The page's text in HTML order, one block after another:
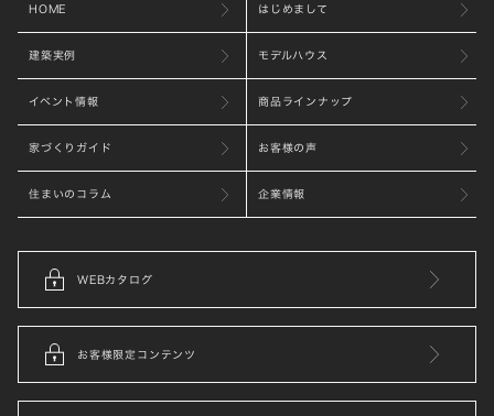
HOME はじめまして
建築実例 モデルハウス
イベント情報 商品ラインナップ
家づくりガイド お客様の声
住まいのコラム 企業情報
WEBカタログ
お客様限定コンテンツ